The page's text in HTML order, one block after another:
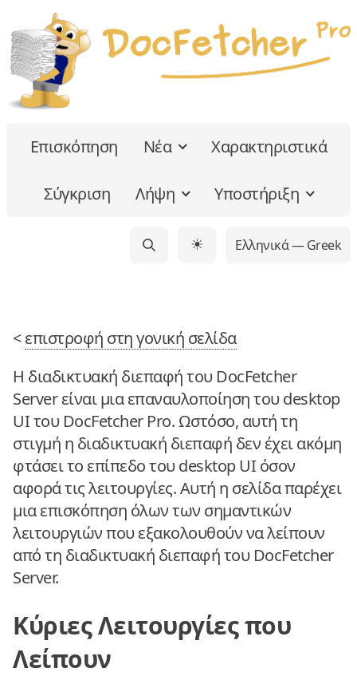
Επισκόπηση Νέα Χαρακτηριστικά
Σύγκριση Λήψη Υποστήριξη
☀ Ελληνικά — Greek
<επιστροφή στη γονική σελίδα
Η διαδικτυακή διεπαφή του DocFetcher
Server είναι μια επαναυλοποίηση του desktop
UI του DocFetcher Pro. Ωστόσο, αυτή τη
στιγμή η διαδικτυακή διεπαφή δεν έχει ακόμη
φτάσει το επίπεδο του desktop UI όσον
αφορά τις λειτουργίες. Αυτή η σελίδα παρέχει
μια επισκόπηση όλων των σημαντικών
λειτουργιών που εξακολουθούν να λείπουν
από τη διαδικτυακή διεπαφή του DocFetcher
Server.
Κύριες Λειτουργίες που
Λείπουν